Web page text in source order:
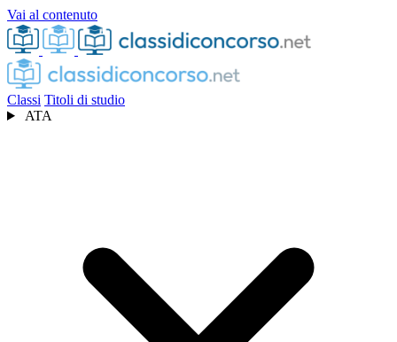
Vai al contenuto
Classi Titoli di studio
ATA